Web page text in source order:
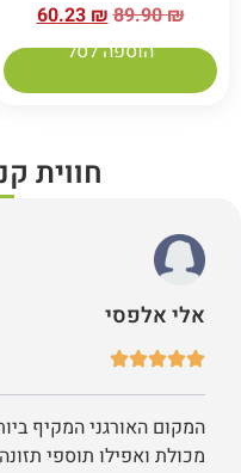
89.90₪
60.23₪
הוספה לסל
חווית
אלי אלפסי
המקום האורגני המקיף
מכולת ואפילו תוספי